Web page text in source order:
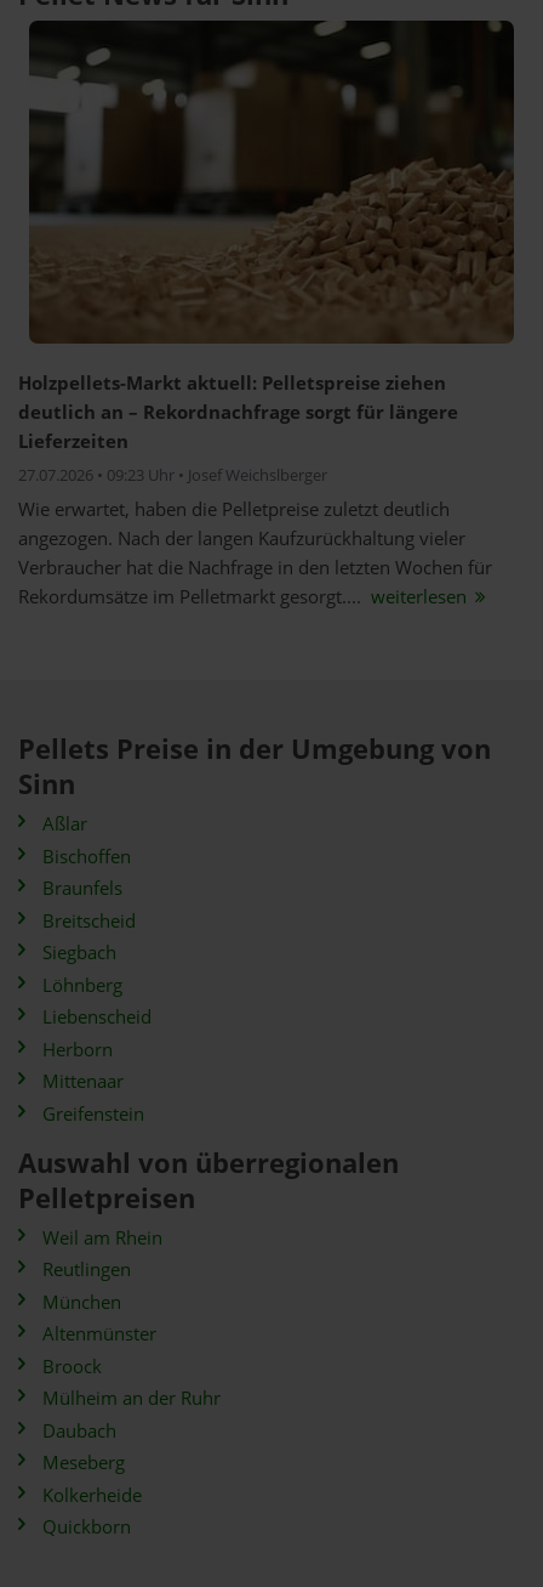
Holzpellets-Markt aktuell: Pelletspreise ziehen
deutlich an – Rekordnachfrage sorgt für längere
Lieferzeiten
27.07.2026 • 09:23 Uhr • Josef Weichslberger
Wie erwartet, haben die Pelletpreise zuletzt deutlich
angezogen. Nach der langen Kaufzurückhaltung vieler
Verbraucher hat die Nachfrage in den letzten Wochen für
Rekordumsätze im Pelletmarkt gesorgt.... weiterlesen
Pellets Preise in der Umgebung von
Sinn
Aßlar
Bischoffen
Braunfels
Breitscheid
Siegbach
Löhnberg
Liebenscheid
Herborn
Mittenaar
Greifenstein
Auswahl von überregionalen
Pelletpreisen
Weil am Rhein
Reutlingen
München
Altenmünster
Broock
Mülheim an der Ruhr
Daubach
Meseberg
Kolkerheide
Quickborn